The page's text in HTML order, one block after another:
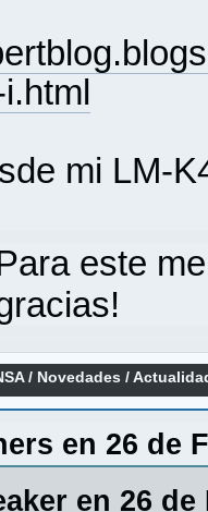
mi LM-
este
/ Novedades /
será su límite?
en 26 de
en 26